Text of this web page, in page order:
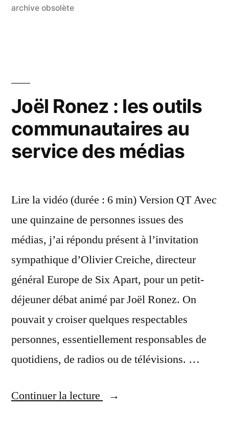
(DIF) »
archive obsolète
Joël Ronez : les outils
communautaires au
service des médias
Lire la vidéo (durée : 6 min) Version QT Avec
une quinzaine de personnes issues des
médias, j’ai répondu présent à l’invitation
sympathique d’Olivier Creiche, directeur
général Europe de Six Apart, pour un petit-
déjeuner débat animé par Joël Ronez. On
pouvait y croiser quelques respectables
personnes, essentiellement responsables de
quotidiens, de radios ou de télévisions. …
Continuer la lecture
« Joël